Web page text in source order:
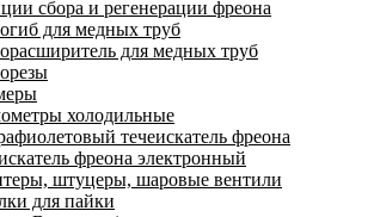
сбора и регенерации фреона
для медных труб
для медных труб
холодильные
течеискатель фреона
фреона электронный
штуцеры, шаровые вентили
для пайки